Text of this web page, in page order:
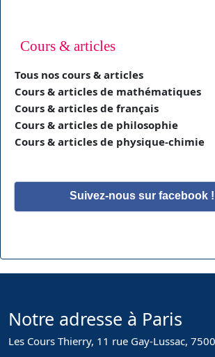
Cours & articles
Tous nos cours & articles
Cours & articles de mathématiques
Cours & articles de français
Cours & articles de philosophie
Cours & articles de physique-chimie
Suivez-nous sur facebook !
Notre adresse à Paris
Les Cours Thierry, 11 rue Gay-Lussac,